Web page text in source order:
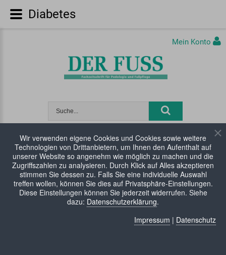
WARENKORB: 0 Artikel
Mein Konto
Diabetes
Diabetes
Wir verwenden eigene Cookies und Cookies sowie weitere
Technologien von Drittanbietern, um Ihnen den Aufenthalt auf
unserer Website so angenehm wie möglich zu machen und die
Zugriffszahlen zu analysieren. Durch Klick auf Alles akzeptieren
stimmen Sie dessen zu. Falls Sie eine individuelle Auswahl
treffen wollen, können Sie dies auf Privatsphäre-Einstellungen.
Diese Einstellungen können Sie jederzeit widerrufen. Siehe
dazu: Datenschutzerklärung.
Impressum | Datenschutz